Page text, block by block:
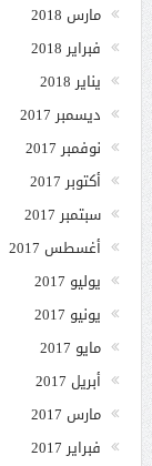
مارس 2018
فبراير 2018
يناير 2018
ديسمبر 2017
نوفمبر 2017
أكتوبر 2017
سبتمبر 2017
أغسطس 2017
يوليو 2017
يونيو 2017
مايو 2017
أبريل 2017
مارس 2017
فبراير 2017